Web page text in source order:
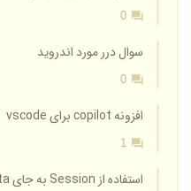
0
سوال درر مورد اندروید
0
افزونه copilot برای vscode
1
استفاده از Session به جای TempData در Captcha